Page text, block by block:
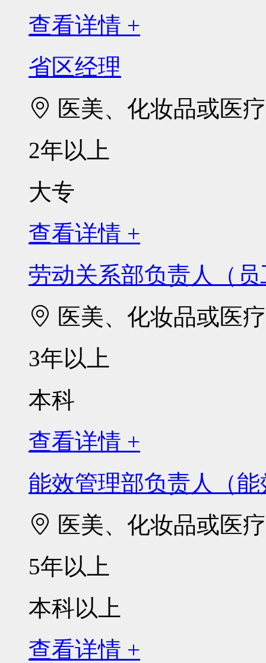
查看详情 +
省区经理
医美、化妆品或医
2年以上
大专
查看详情 +
劳动关系部负责人（
医美、化妆品或医
3年以上
本科
查看详情 +
能效管理部负责人（
医美、化妆品或医
5年以上
本科以上
查看详情 +